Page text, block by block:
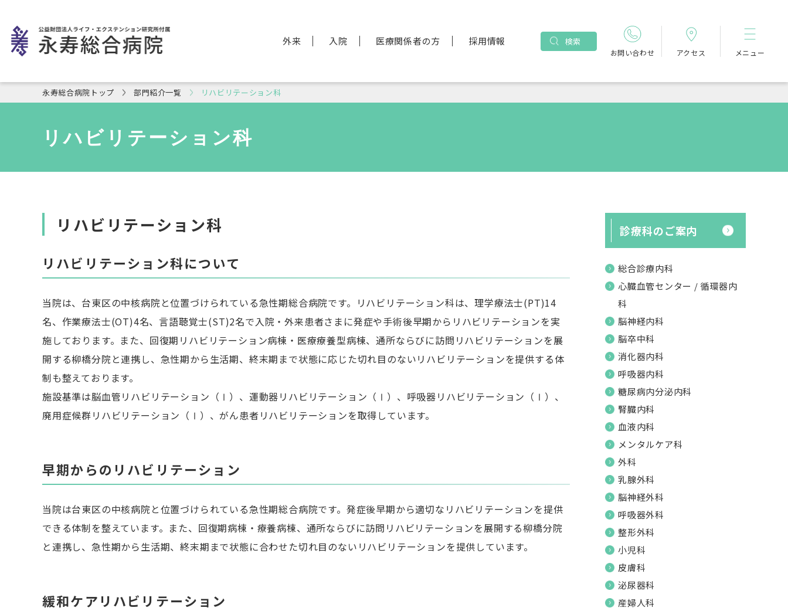
外来 入院 医療関係者の方 採用情報 検索
お問い合わせ アクセス メニュー
永寿総合病院トップ 部門紹介一覧 リハビリテーション科
リハビリテーション科
リハビリテーション科
リハビリテーション科について
当院は、台東区の中核病院と位置づけられている急性期総合病院です。リハビリテーション科は、理学療法士(PT)14
名、作業療法士(OT)4名、言語聴覚士(ST)2名で入院・外来患者さまに発症や手術後早期からリハビリテーションを実
施しております。また、回復期リハビリテーション病棟・医療療養型病棟、通所ならびに訪問リハビリテーションを展
開する柳橋分院と連携し、急性期から生活期、終末期まで状態に応じた切れ目のないリハビリテーションを提供する体
制も整えております。
施設基準は脳血管リハビリテーション（Ⅰ）、運動器リハビリテーション（Ⅰ）、呼吸器リハビリテーション（Ⅰ）、
廃用症候群リハビリテーション（Ⅰ）、がん患者リハビリテーションを取得しています。
早期からのリハビリテーション
当院は台東区の中核病院と位置づけられている急性期総合病院です。発症後早期から適切なリハビリテーションを提供
できる体制を整えています。また、回復期病棟・療養病棟、通所ならびに訪問リハビリテーションを展開する柳橋分院
と連携し、急性期から生活期、終末期まで状態に合わせた切れ目のないリハビリテーションを提供しています。
緩和ケアリハビリテーション
診療科のご案内
総合診療内科
心臓血管センター / 循環器内
科
脳神経内科
脳卒中科
消化器内科
呼吸器内科
糖尿病内分泌内科
腎臓内科
血液内科
メンタルケア科
外科
乳腺外科
脳神経外科
呼吸器外科
整形外科
小児科
皮膚科
泌尿器科
産婦人科